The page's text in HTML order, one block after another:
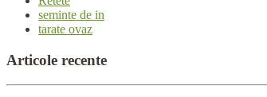
seminte de in
tarate ovaz
Articole recente